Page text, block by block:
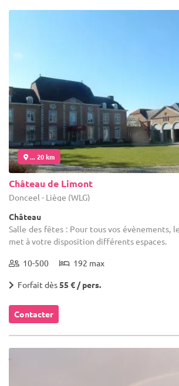
... 20 km
Château de Limont
Donceel - Liège (WLG)
Château
Salle des fêtes : Pour tous vos évènements,
met à votre disposition différents espaces.
10-500 192 max
Forfait dès55 € / pers.
Contacter